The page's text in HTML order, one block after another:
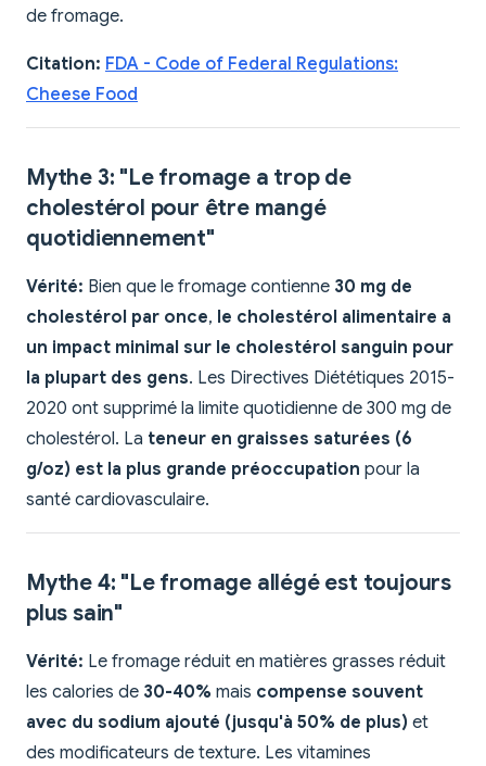
de fromage.
Citation: FDA - Code of Federal Regulations:
Cheese Food
Mythe 3: "Le fromage a trop de
cholestérol pour être mangé
quotidiennement"
Vérité: Bien que le fromage contienne 30 mg de
cholestérol par once, le cholestérol alimentaire a
un impact minimal sur le cholestérol sanguin pour
la plupart des gens. Les Directives Diététiques 2015-
2020 ont supprimé la limite quotidienne de 300 mg de
cholestérol. La teneur en graisses saturées (6
g/oz) est la plus grande préoccupation pour la
santé cardiovasculaire.
Mythe 4: "Le fromage allégé est toujours
plus sain"
Vérité: Le fromage réduit en matières grasses réduit
les calories de 30-40% mais compense souvent
avec du sodium ajouté (jusqu'à 50% de plus) et
des modificateurs de texture. Les vitamines